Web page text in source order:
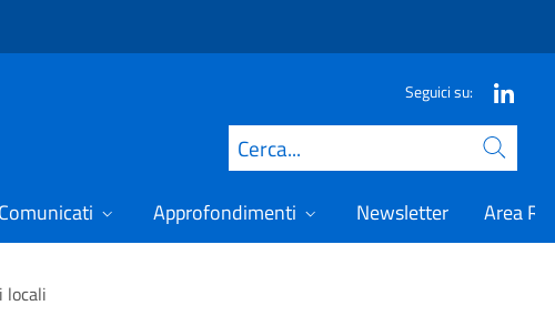
Seguici su:
Cerca
Approfondimenti Newsletter Area
locali